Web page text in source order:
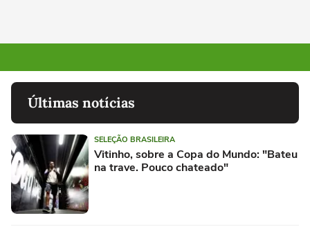
Últimas notícias
SELEÇÃO BRASILEIRA
Vitinho, sobre a Copa do Mundo: "Bateu
na trave. Pouco chateado"